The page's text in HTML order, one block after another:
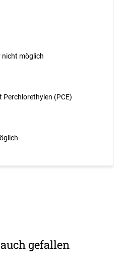
nicht möglich
Perchlor­ethylen (PCE)
gefallen